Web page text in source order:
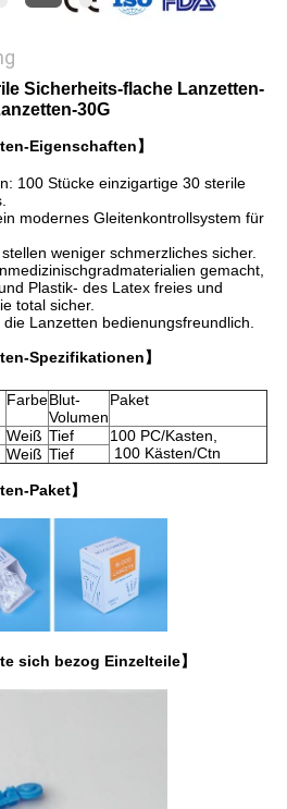
Sicherheits-flache Lanzetten-
30G
Eigenschaften】
100 Stücke einzigartige 30 sterile
modernes Gleitenkontrollsystem für
weniger schmerzliches sicher.
gemacht,
Plastik- des Latex freies und
total sicher.
Lanzetten bedienungsfreundlich.
Spezifikationen】
FarbeBlut-
Volumen
Paket
Weiß Tief
100 PC/Kasten,
100 Kästen/Ctn
Weiß Tief
Paket】
sich bezog Einzelteile】